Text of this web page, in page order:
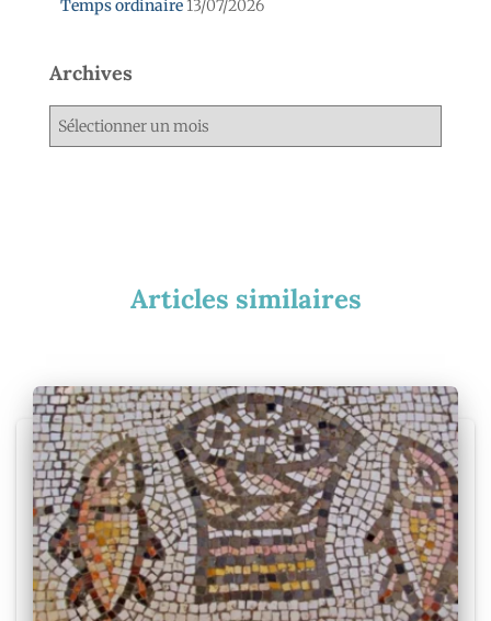
Temps ordinaire 13/07/2026
Archives
Articles similaires